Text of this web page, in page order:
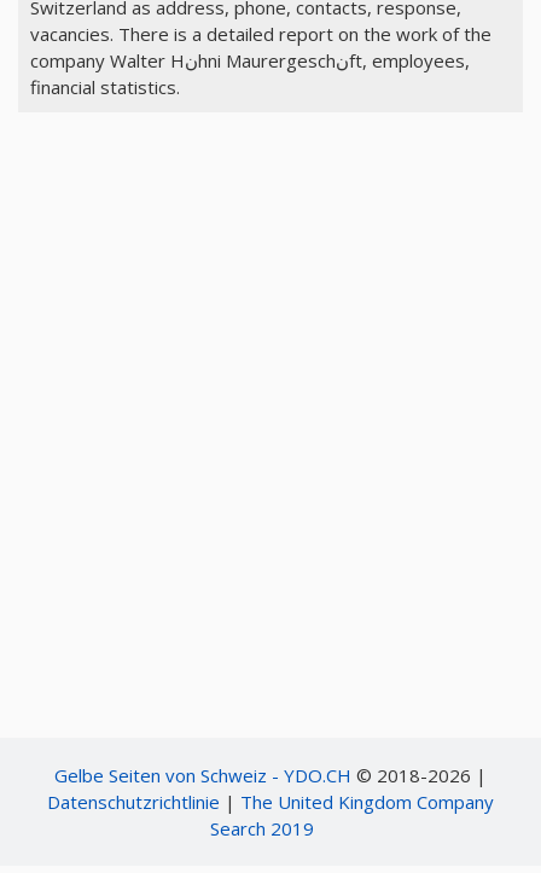
Switzerland as address, phone, contacts, response,
vacancies. There is a detailed report on the work of the
company Walter Hنhni Maurergeschنft, employees,
financial statistics.
Gelbe Seiten von Schweiz - YDO.CH © 2018-2026 |
Datenschutzrichtlinie | The United Kingdom Company
Search 2019